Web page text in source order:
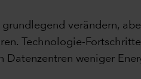
verändern,
Technologie-
weniger